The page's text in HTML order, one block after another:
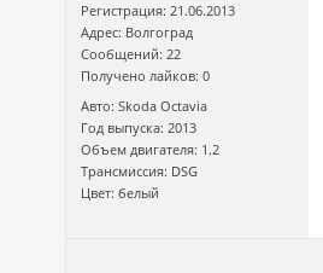
Регистрация: 21.06.2013
Адрес: Волгоград
Сообщений: 22
Получено лайков: 0
Авто: Skoda Octavia
Год выпуска: 2013
Объем двигателя: 1.2
Трансмиссия: DSG
Цвет: белый